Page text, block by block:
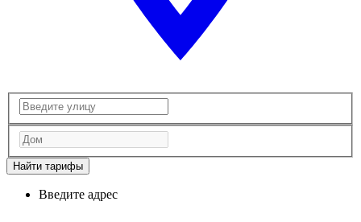
Найти тарифы
Введите адрес